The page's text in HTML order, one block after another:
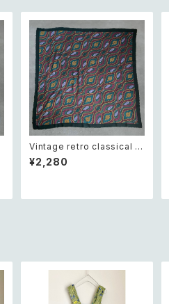
Vintage retro classical p
attern stole レトロ ヴィンテ
ージ クラシカル柄 ストール
¥2,280